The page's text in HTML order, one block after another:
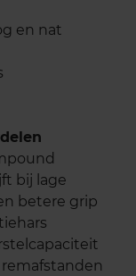
en nat
bij lage
betere grip